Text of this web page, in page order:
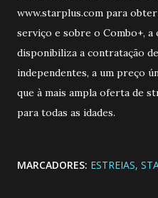
www.starplus.com para
serviço e sobre o Combo+,
disponibiliza a contratação
independentes, a um preço
que à mais ampla oferta de
para todas as idades.
MARCADORES: ESTREIAS